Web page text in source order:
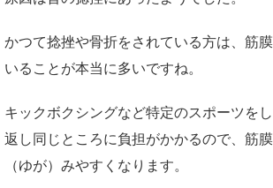
かつて捻挫や骨折をされている方は、筋
いることが本当に多いですね。
キックボクシングなど特定のスポーツを
返し同じところに負担がかかるので、筋
（ゆが）みやすくなります。